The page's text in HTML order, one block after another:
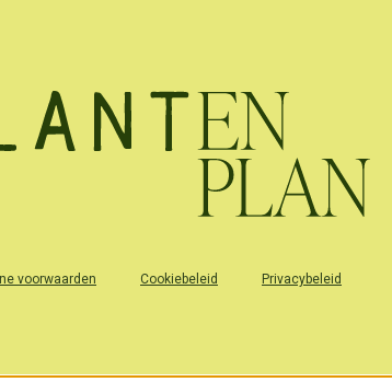
voorwaarden Cookiebeleid Privacybeleid